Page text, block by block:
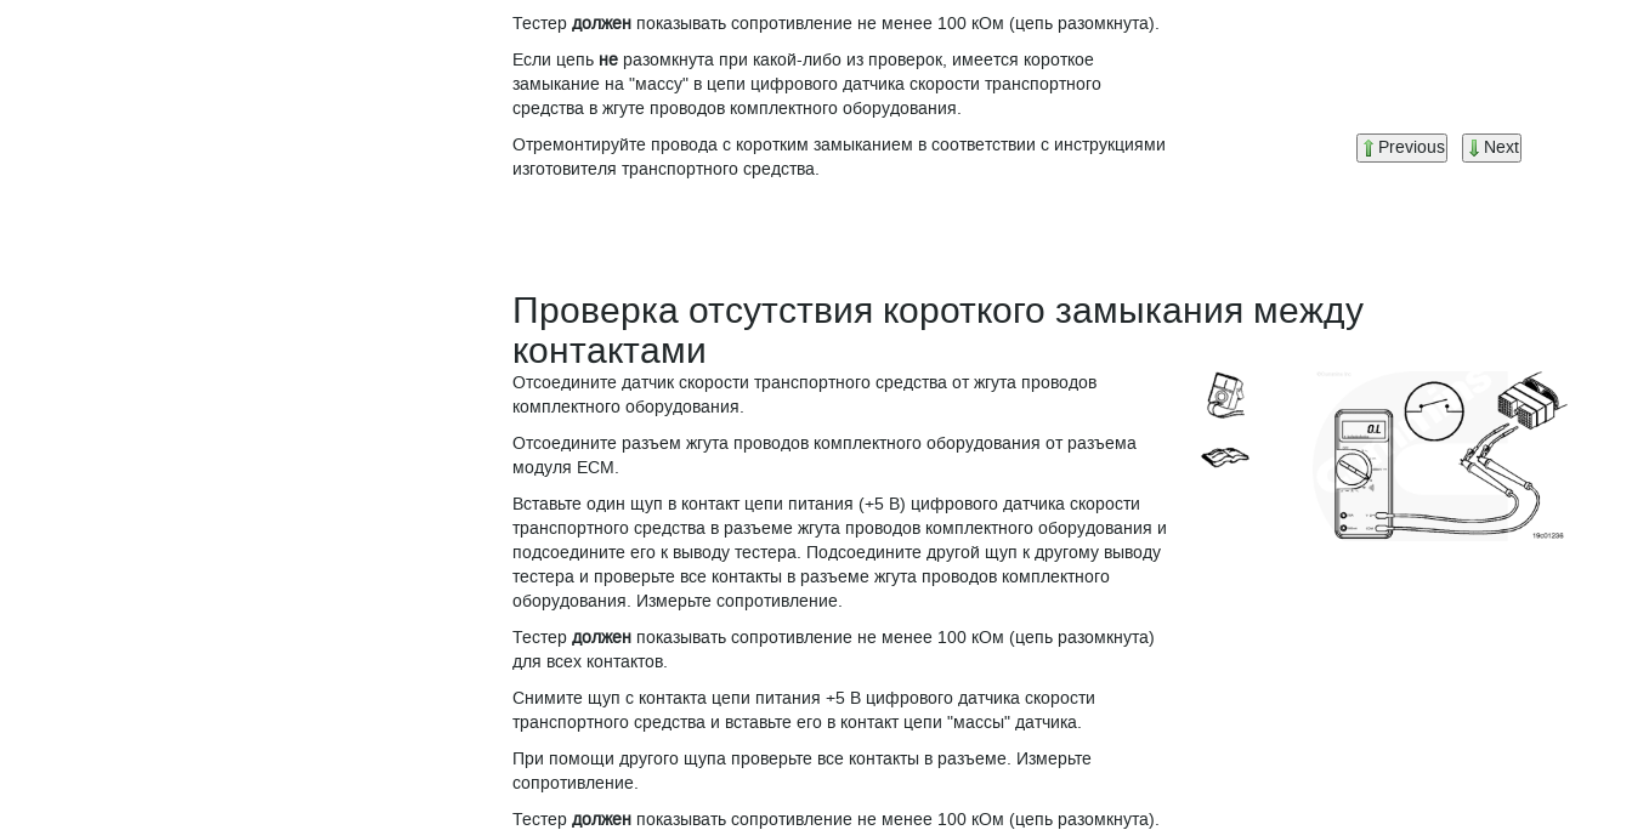
Тестер долженпоказывать сопротивление не менее 100 кОм (цепь разомкнута).
Если цепь неразомкнута при какой-либо из проверок, имеется короткое
замыкание на "массу" в цепи цифрового датчика скорости транспортного
средства в жгуте проводов комплектного оборудования.
Отремонтируйте провода с коротким замыканием в соответствии с инструкциями
изготовителя транспортного средства.
Previous Next
Проверка отсутствия короткого замыкания между
контактами
Отсоедините датчик скорости транспортного средства от жгута проводов
комплектного оборудования.
Отсоедините разъем жгута проводов комплектного оборудования от разъема
модуля ЕСМ.
Вставьте один щуп в контакт цепи питания (+5 В) цифрового датчика скорости
транспортного средства в разъеме жгута проводов комплектного оборудования и
подсоедините его к выводу тестера. Подсоедините другой щуп к другому выводу
тестера и проверьте все контакты в разъеме жгута проводов комплектного
оборудования. Измерьте сопротивление.
Тестер долженпоказывать сопротивление не менее 100 кОм (цепь разомкнута)
для всех контактов.
Снимите щуп с контакта цепи питания +5 В цифрового датчика скорости
транспортного средства и вставьте его в контакт цепи "массы" датчика.
При помощи другого щупа проверьте все контакты в разъеме. Измерьте
сопротивление.
Тестер долженпоказывать сопротивление не менее 100 кОм (цепь разомкнута).